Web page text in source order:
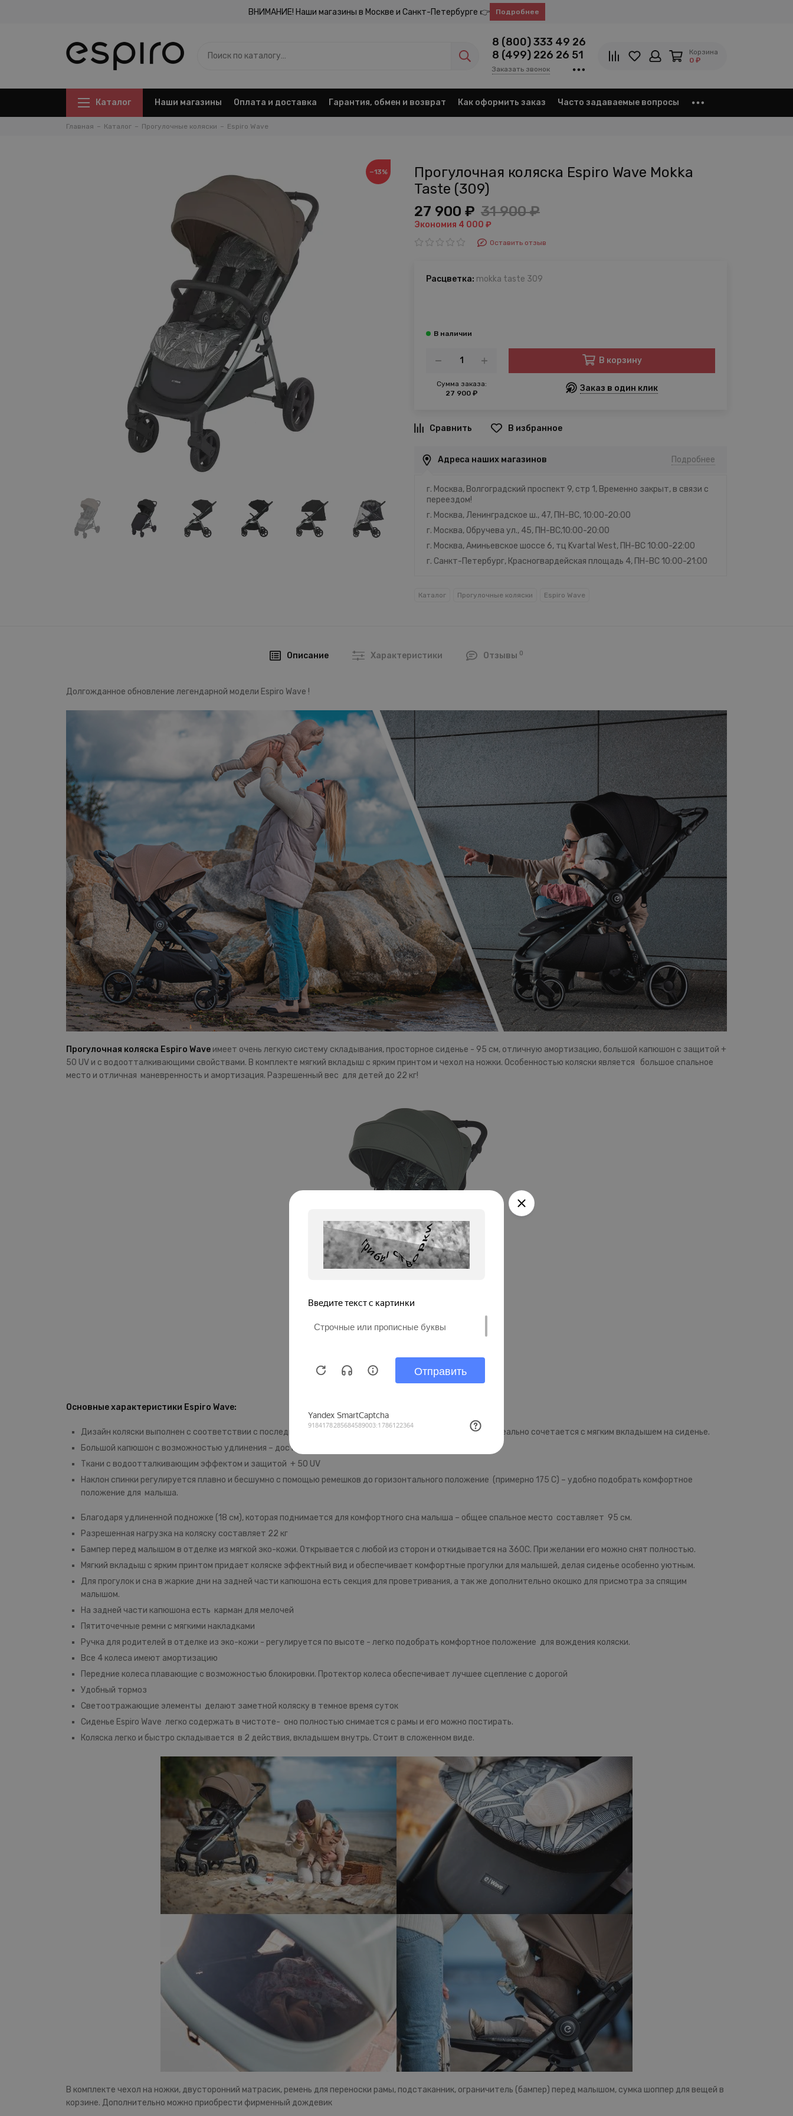
ВНИМАНИЕ! Наши магазины в Москве и Санкт-Петербурге 👉 Подробнее
8 (800) 333 49 26
8 (499) 226 26 51
Заказать звонок
Корзина
0 ₽
Каталог Наши магазины Оплата и доставка Гарантия, обмен и возврат Как оформить заказ Часто задаваемые вопросы
Главная Каталог Прогулочные коляски Espiro Wave
−13%
Прогулочная коляска Espiro Wave Mokka
Taste (309)
27 900 ₽ 31 900 ₽
Экономия 4 000 ₽
Оставить отзыв
Расцветка: mokka taste 309
Сумма заказа:
27 900 ₽
В корзину
Заказ в один клик
В избранное
Адреса наших магазинов Подробнее
г. Москва, Волгоградский проспект 9, стр 1, Временно закрыт, в связи с
переездом!
г. Москва, Ленинградское ш., 47, ПН-ВС, 10:00-20:00
г. Москва, Обручева ул., 45, ПН-ВС,10:00-20:00
г. Москва, Аминьевское шоссе 6, тц Kvartal West, ПН-ВС 10:00-22:00
г. Санкт-Петербург, Красногвардейская площадь 4, ПН-ВС 10:00-21:00
Каталог Прогулочные коляски Espiro Wave
Описание Характеристики Отзывы 0
Долгожданное обновление легендарной модели Espiro Wave !
Прогулочная коляска Espiro Wave имеет очень легкую систему складывания, просторное сиденье - 95 см, отличную амортизацию, большой капюшон с защитой +
50 UV и с водоотталкивающими свойствами. В комплекте мягкий вкладыш с ярким принтом и чехол на ножки. Особенностью коляски является большое спальное
место и отличная маневренность и амортизация. Разрешенный вес для детей до 22 кг!
Основные характеристики Espiro Wave:
Дизайн коляски выполнен с соответствии с последними тенденциями - капюшон в пастельных тонах идеально сочетается с мягким вкладышем на сиденье.
Большой капюшон с возможностью удлинения – достаточно расстегнуть молнию.
Ткани с водоотталкивающим эффектом и защитой + 50 UV
Наклон спинки регулируется плавно и бесшумно с помощью ремешков до горизонтального положение (примерно 175 С) – удобно подобрать комфортное
положение для малыша.
Благодаря удлиненной подножке (18 см), которая поднимается для комфортного сна малыша – общее спальное место составляет 95 см.
Разрешенная нагрузка на коляску составляет 22 кг
Бампер перед малышом в отделке из мягкой эко-кожи. Открывается с любой из сторон и откидывается на 360С. При желании его можно снят полностью.
Мягкий вкладыш с ярким принтом придает коляске эффектный вид и обеспечивает комфортные прогулки для малышей, делая сиденье особенно уютным.
Для прогулок и сна в жаркие дни на задней части капюшона есть секция для проветривания, а так же дополнительно окошко для присмотра за спящим
малышом.
На задней части капюшона есть карман для мелочей
Пятиточечные ремни с мягкими накладками
Ручка для родителей в отделке из эко-кожи - регулируется по высоте - легко подобрать комфортное положение для вождения коляски.
Все 4 колеса имеют амортизацию
Передние колеса плавающие с возможностью блокировки. Протектор колеса обеспечивает лучшее сцепление с дорогой
Удобный тормоз
Светоотражающие элементы делают заметной коляску в темное время суток
Сиденье Espiro Wave легко содержать в чистоте- оно полностью снимается с рамы и его можно постирать.
Коляска легко и быстро складывается в 2 действия, вкладышем внутрь. Стоит в сложенном виде.
В комплекте чехол на ножки, двусторонний матрасик, ремень для переноски рамы, подстаканник, ограничитель (бампер) перед малышом, сумка шоппер для вещей в
корзине. Дополнительно можно приобрести фирменный дождевик